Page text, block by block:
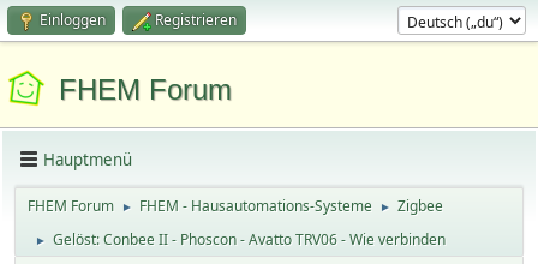
Einloggen Registrieren
FHEM Forum
Hauptmenü
FHEM Forum ► FHEM - Hausautomations-Systeme ► Zigbee
► Gelöst: Conbee II - Phoscon - Avatto TRV06 - Wie verbinden